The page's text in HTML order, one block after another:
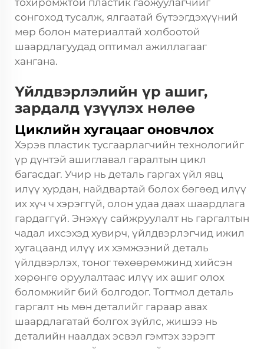
тохиромжтой пластик гаожуулагчийг
сонгоход тусалж, ялгаатай бүтээгдэхүүний
мөр болон материалтай холбоотой
шаардлагуудад оптимал ажиллагааг
хангана.
Үйлдвэрлэлийн үр ашиг,
зардалд үзүүлэх нөлөө
Циклийн хугацааг оновчлох
Хэрэв пластик тусгаарлагчийн технологийг
үр дүнтэй ашиглавал гаралтын цикл
багасдаг. Учир нь деталь гаргах үйл явц
илүү хурдан, найдвартай болох бөгөөд илүү
их хүч ч хэрэггүй, олон удаа даах шаардлага
гардаггүй. Энэхүү сайжруулалт нь гаргалтын
чадал ихсэхэд хувирч, үйлдвэрлэгчид ижил
хугацаанд илүү их хэмжээний деталь
үйлдвэрлэх, тоног төхөөрөмжинд хийсэн
хөрөнгө оруулалтаас илүү их ашиг олох
боломжийг бий болгодог. Тогтмол деталь
гаргалт нь мөн деталийг гараар авах
шаардлагатай болгох зүйлс, жишээ нь
деталийн наалдах эсвэл гэмтэх зэрэгт